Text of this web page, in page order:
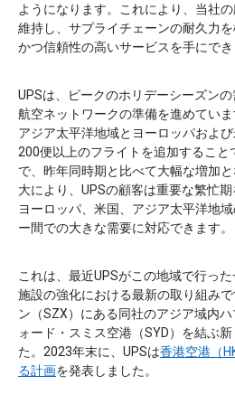
ようになります。これにより、当社
維持し、サプライチェーンの耐久力
かつ信頼性の高いサービスを手にでき
UPSは、ピークのホリデーシーズンの
航空ネットワークの準備を進めてい
アジア太平洋地域とヨーロッパおよ
200便以上のフライトを追加するこ
で、昨年同時期と比べて大幅な増加
大により、UPSの顧客は重要な繁忙期
ヨーロッパ、米国、アジア太平洋地
ー間での大きな需要に対応できます。
これは、最近UPSがこの地域で行っ
施設の強化における最新の取り組み
ン（SZX）にある同社のアジア域内ハ
ォード・スミス空港（SYD）を結ぶ
た。2023年末に、UPSは香港空港（
る計画を発表しました。